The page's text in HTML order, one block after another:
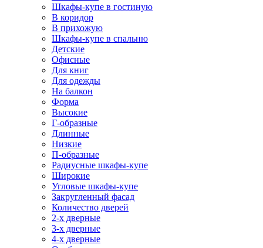
Шкафы-купе в гостиную
В коридор
В прихожую
Шкафы-купе в спальню
Детские
Офисные
Для книг
Для одежды
На балкон
Форма
Высокие
Г-образные
Длинные
Низкие
П-образные
Радиусные шкафы-купе
Широкие
Угловые шкафы-купе
Закругленный фасад
Количество дверей
2-х дверные
3-х дверные
4-х дверные